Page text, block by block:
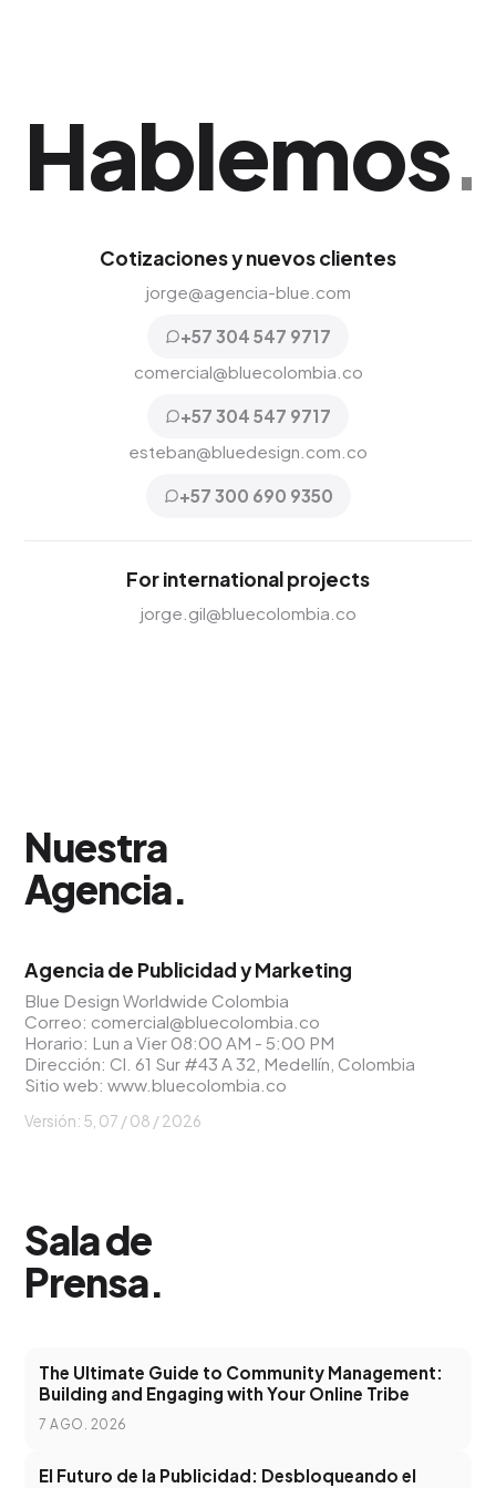
Hablemos.
Cotizaciones y nuevos clientes
jorge@agencia-blue.com
+57 304 547 9717
comercial@bluecolombia.co
+57 304 547 9717
esteban@bluedesign.com.co
+57 300 690 9350
For international projects
jorge.gil@bluecolombia.co
Nuestra
Agencia.
Agencia de Publicidad y Marketing
Blue Design Worldwide Colombia
Correo: comercial@bluecolombia.co
Horario: Lun a Vier 08:00 AM - 5:00 PM
Dirección: Cl. 61 Sur #43 A 32, Medellín, Colombia
Sitio web:www.bluecolombia.co
Versión: 5, 07 / 08 / 2026
Sala de
Prensa.
The Ultimate Guide to Community Management:
Building and Engaging with Your Online Tribe
7 AGO. 2026
El Futuro de la Publicidad: Desbloqueando el